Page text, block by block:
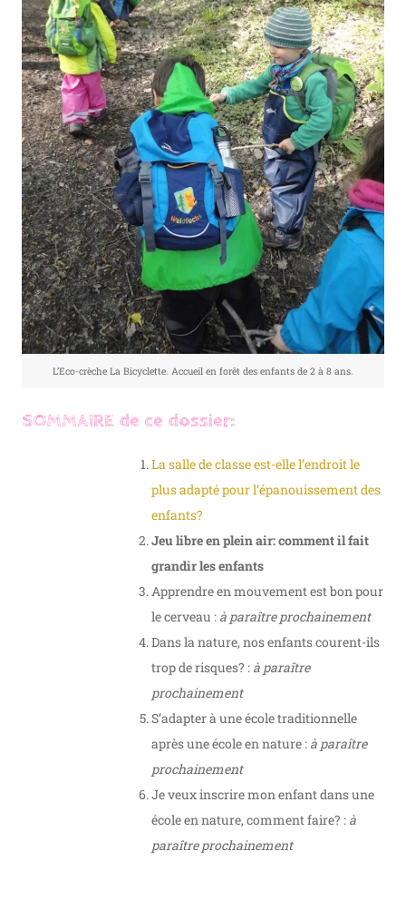
L’Eco-crèche La Bicyclette. Accueil en forêt des enfants de 2 à 8 ans.
SOMMAIRE de ce dossier:
La salle de classe est-elle l’endroit le
plus adapté pour l’épanouissement des
enfants?
Jeu libre en plein air: comment il fait
grandir les enfants
Apprendre en mouvement est bon pour
le cerveau : à paraître prochainement
Dans la nature, nos enfants courent-ils
trop de risques? : à paraître
prochainement
S’adapter à une école traditionnelle
après une école en nature : à paraître
prochainement
Je veux inscrire mon enfant dans une
école en nature, comment faire? : à
paraître prochainement